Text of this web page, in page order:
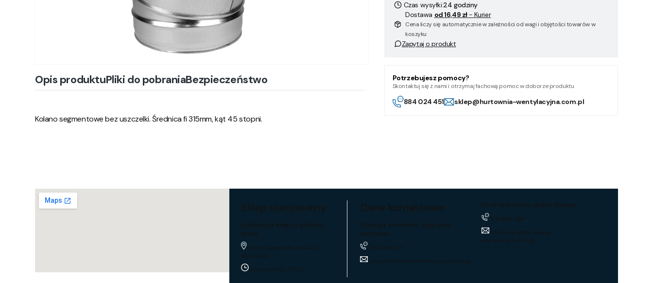
Opis produktuPliki do pobraniaBezpieczeństwo
Kolano segmentowe bez uszczelki. Średnica fi 315mm, kąt 45 stopni.
Czas wysyłki:24 godziny
Dostawa od 16,49 zł - Kurier
Cena liczy się automatycznie w zależności od wagi i objętości towarów w
koszyku
Zapytaj o produkt
Potrzebujesz pomocy?
Skontaktuj się z nami i otrzymaj fachową pomoc w doborze produktu
884 024 451 sklep@hurtownia-wentylacyjna.com.pl
Sklep stacjonarny
Lokalizacja sklepu i godziny
pracy
Trakt Lubelski 195, 04-667
Warszawa
Pon-pt: 8:00 - 17:00
Dane kontaktowe
Obsługa zamówień, zapytania
ofertowe
884 024 451
sklep@hurtownia-wentylacyjna.com.pl
Dział techniczny, dobór towaru
574 694 534
techniczny@hurtownia-
wentylacyjna.com.pl